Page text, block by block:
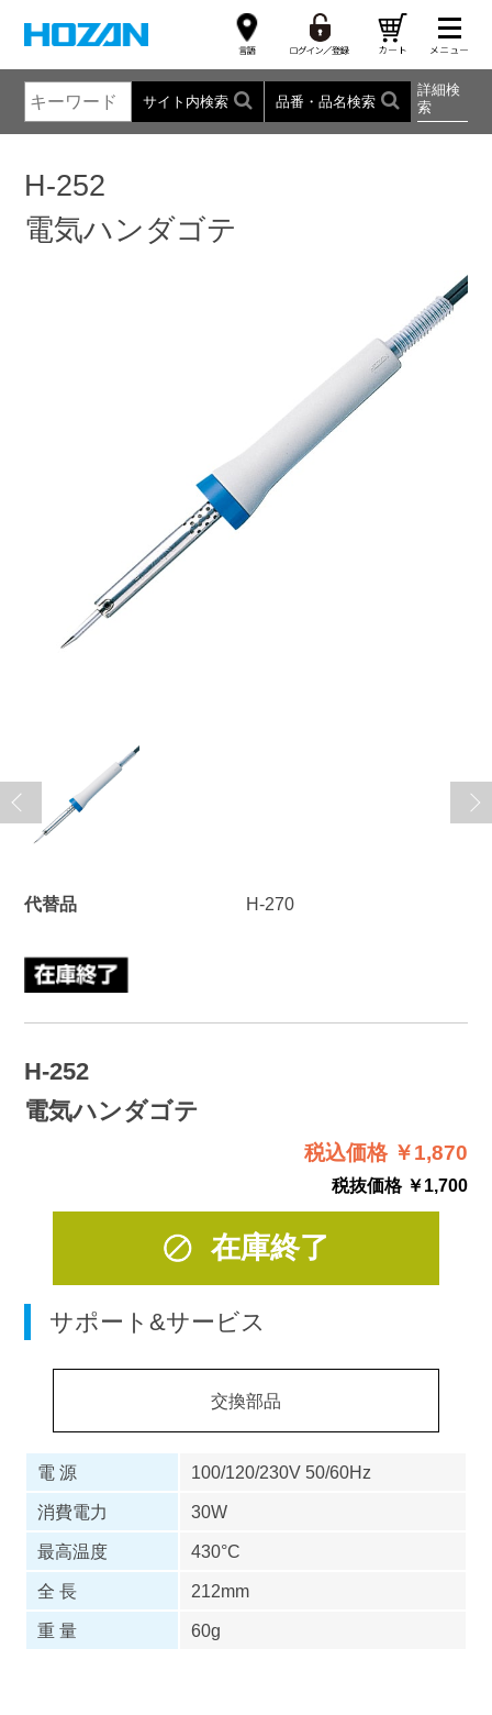
サイト内検索 品番・品名検索
詳細検
索
H-252
電気ハンダゴテ
代替品 H-270
H-252
電気ハンダゴテ
税込価格 ￥1,870
税抜価格 ￥1,700
在庫終了
サポート&サービス
交換部品
電 源
100/120/230V 50/60Hz
消費電力
30W
最高温度
430°C
全 長
212mm
重 量
60g